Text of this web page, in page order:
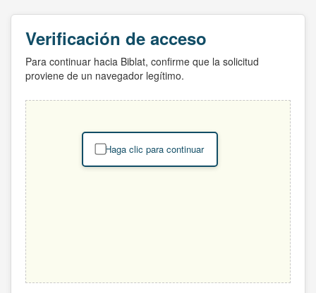
Verificación de acceso
Para continuar hacia Biblat, confirme que la solicitud
proviene de un navegador legítimo.
Haga clic para continuar